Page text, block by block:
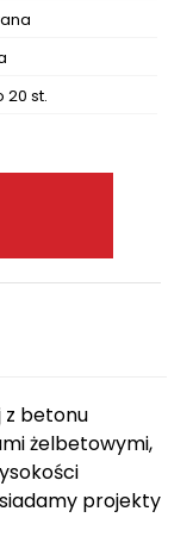
20 st.
z betonu
żelbetowymi,
projekty